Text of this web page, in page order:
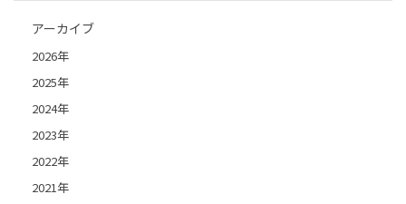
アーカイブ
2026年
2025年
2024年
2023年
2022年
2021年